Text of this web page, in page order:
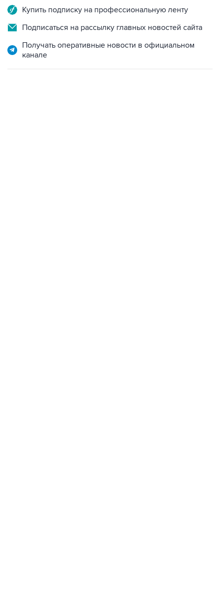
Подписаться на рассылку главных новостей сайта
Получать оперативные новости в официальном